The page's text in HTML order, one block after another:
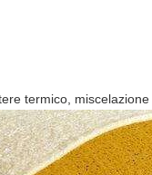
termico,